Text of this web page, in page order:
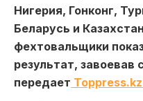
Нигерия, Гонконг,
Беларусь и
фехтовальщики
результат, завоевав
передает